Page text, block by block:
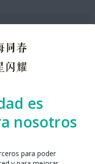
es
nosotros
para poder
amb